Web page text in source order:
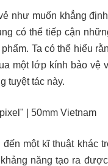
như muốn khẳng
có thể tiếp cận
Ta có thể hiểu
một lớp kính bảo
tuyệt tác này.
một kĩ thuật khác
năng tạo ra